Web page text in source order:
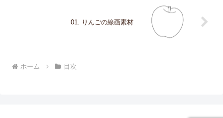
01. りんごの線画素材
ホーム 目次